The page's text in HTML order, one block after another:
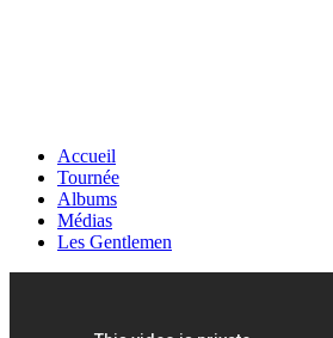
Accueil
Tournée
Albums
Médias
Les Gentlemen